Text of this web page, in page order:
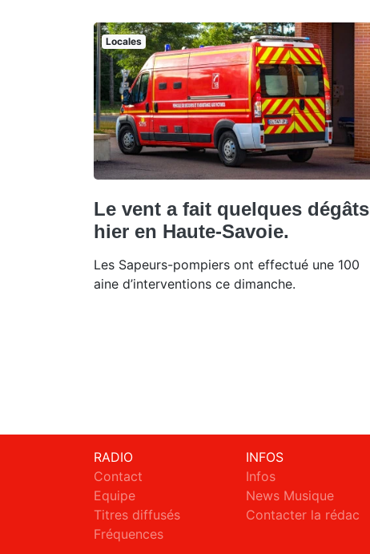
Locales
Le vent a fait quelques dégâts
hier en Haute-Savoie.
Les Sapeurs-pompiers ont effectué une 100
aine d’interventions ce dimanche.
RADIO
Contact
Equipe
Titres diffusés
Fréquences
INFOS
Infos
News Musique
Contacter la rédac